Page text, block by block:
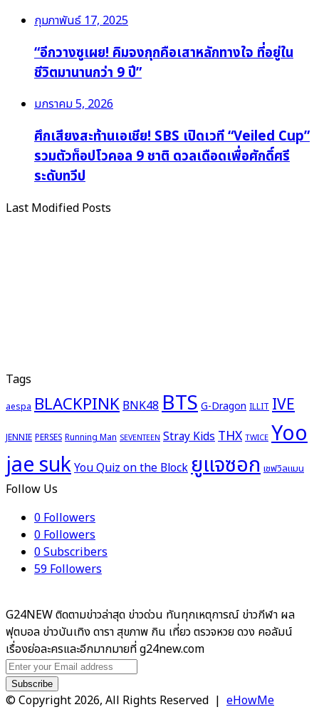
กุมภาพันธ์ 17, 2025
“อีกวางซูเผย! คิมจงกุกคือเสาหลักทางใจ ที่อยู่ใน
ชีวิตมานานกว่า 9 ปี”
มกราคม 5, 2026
ศึกเสียงสะท้านเอเชีย! SBS เปิดเวที “Veiled Cup”
รวมตัวท็อปโวคอล 9 ชาติ ดวลเดือดเพื่อศักดิ์ศรี
ระดับทวีป
Last Modified Posts
Tags
aespa BLACKPINK BNK48 BTSG-Dragon ILLIT IVE
JENNIE PERSES Running Man SEVENTEEN Stray Kids THX TWICE Yoo
jae sukYou Quiz on the Blockยูแจซอก เชฟวิลแมน
Follow Us
0 Followers
0 Followers
0Subscribers
59 Followers
G24NEW ติดตามข่าวล่าสุด ข่าวด่วน ทันทุกเหตุการณ์ ข่าวกีฬา ผล
ฟุตบอล ข่าวบันเทิง ดารา สุขภาพ กิน เที่ยว ตรวจหวย ดวง คอลัมน์
เรื่องย่อละครและอีกมากมายที่ g24new.com
Enter
your
Email
© Copyright 2026, All Rights Reserved | eHowMe